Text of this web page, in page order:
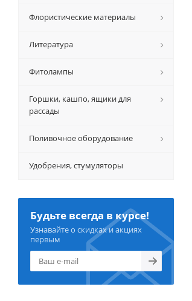
Флористические материалы
Литература
Фитолампы
Горшки, кашпо, ящики для
рассады
Поливочное оборудование
Удобрения, стумуляторы
Будьте всегда в курсе!
Узнавайте о скидках и акциях
первым